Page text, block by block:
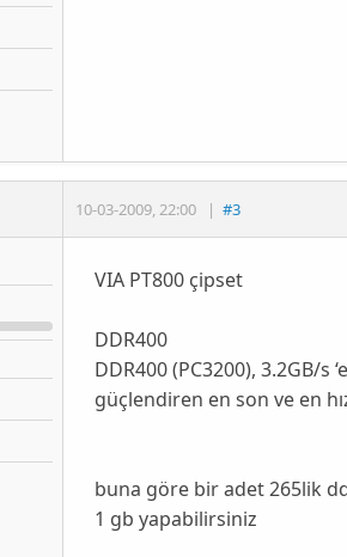
10-03-2009,22:00 | #3
VIA PT800 çipset
DDR400
DDR400 (PC3200), 3.2GB/
güçlendiren en son ve en
buna göre bir adet 265lik
1 gb yapabilirsiniz